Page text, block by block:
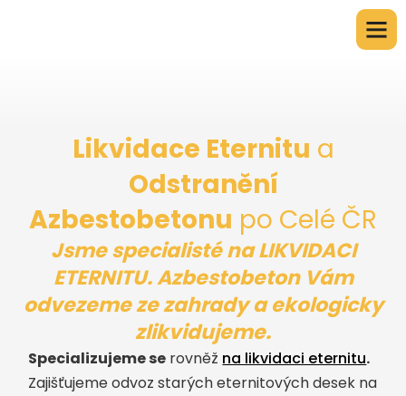
Likvidace Eternitu a
Odstranění
Azbestobetonu po Celé ČR
Jsme specialisté naLIKVIDACI
ETERNITU. Azbestobeton Vám
odvezeme ze zahrady a ekologicky
zlikvidujeme.
Specializujeme se rovněž na likvidaci eternitu.
Zajišťujeme odvoz starých eternitových desek na